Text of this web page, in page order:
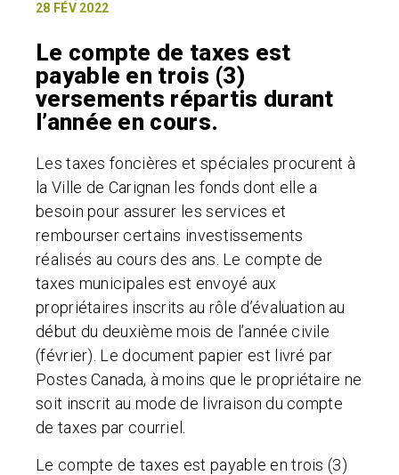
28 FÉV 2022
Le compte de taxes est
payable en trois (3)
versements répartis durant
l’année en cours.
Les taxes foncières et spéciales procurent à
la Ville de Carignan les fonds dont elle a
besoin pour assurer les services et
rembourser certains investissements
réalisés au cours des ans. Le compte de
taxes municipales est envoyé aux
propriétaires inscrits au rôle d’évaluation au
début du deuxième mois de l’année civile
(février). Le document papier est livré par
Postes Canada, à moins que le propriétaire ne
soit inscrit au mode de livraison du compte
de taxes par courriel.
Le compte de taxes est payable en trois (3)